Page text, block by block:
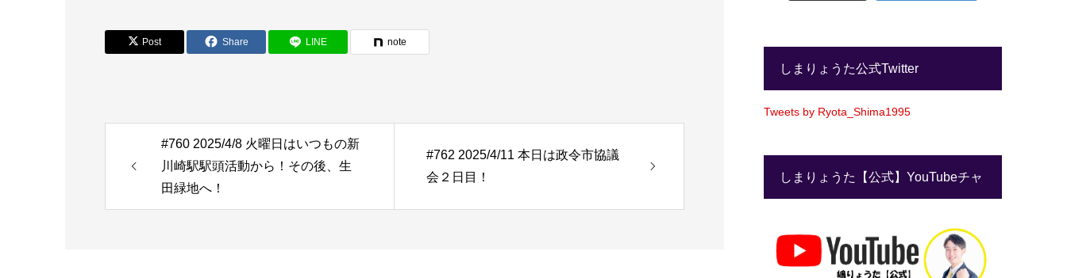
Post Share LINE note
#760 2025/4/8 火曜日はいつもの新
川崎駅駅頭活動から！その後、生
田緑地へ！
#762 2025/4/11 本日は政令市協議
会２日目！
しまりょうた公式Twitter
Tweets by Ryota_Shima1995
しまりょうた【公式】YouTubeチャ